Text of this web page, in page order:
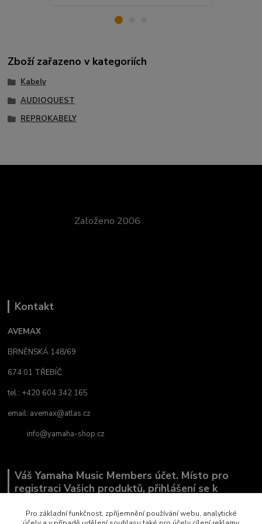
Zboží zařazeno v kategoriích
Kabely
AUDIOQUEST
REPROKABELY
Založeno 2006
Kontakt
AVEMAX
BRNĚNSKÁ 148/69
674 01 TŘEBÍČ
tel.: +420 604 342 165
email: avemax@atlas.cz
info@yamaha-shop.cz
Váš Yamaha Music Members účet. Místo pro
registraci Vašich produktů, přihlášení se k
co Vás zajímá.
Pro základní funkčnost, zpříjemnění používání webu, analytické